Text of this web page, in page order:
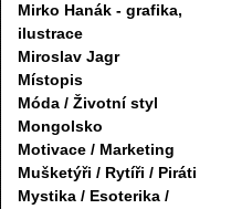
Mirko Hanák - grafika,
ilustrace
Miroslav Jagr
Místopis
Móda / Životní styl
Mongolsko
Motivace / Marketing
Mušketýři / Rytíři / Piráti
Mystika / Esoterika /